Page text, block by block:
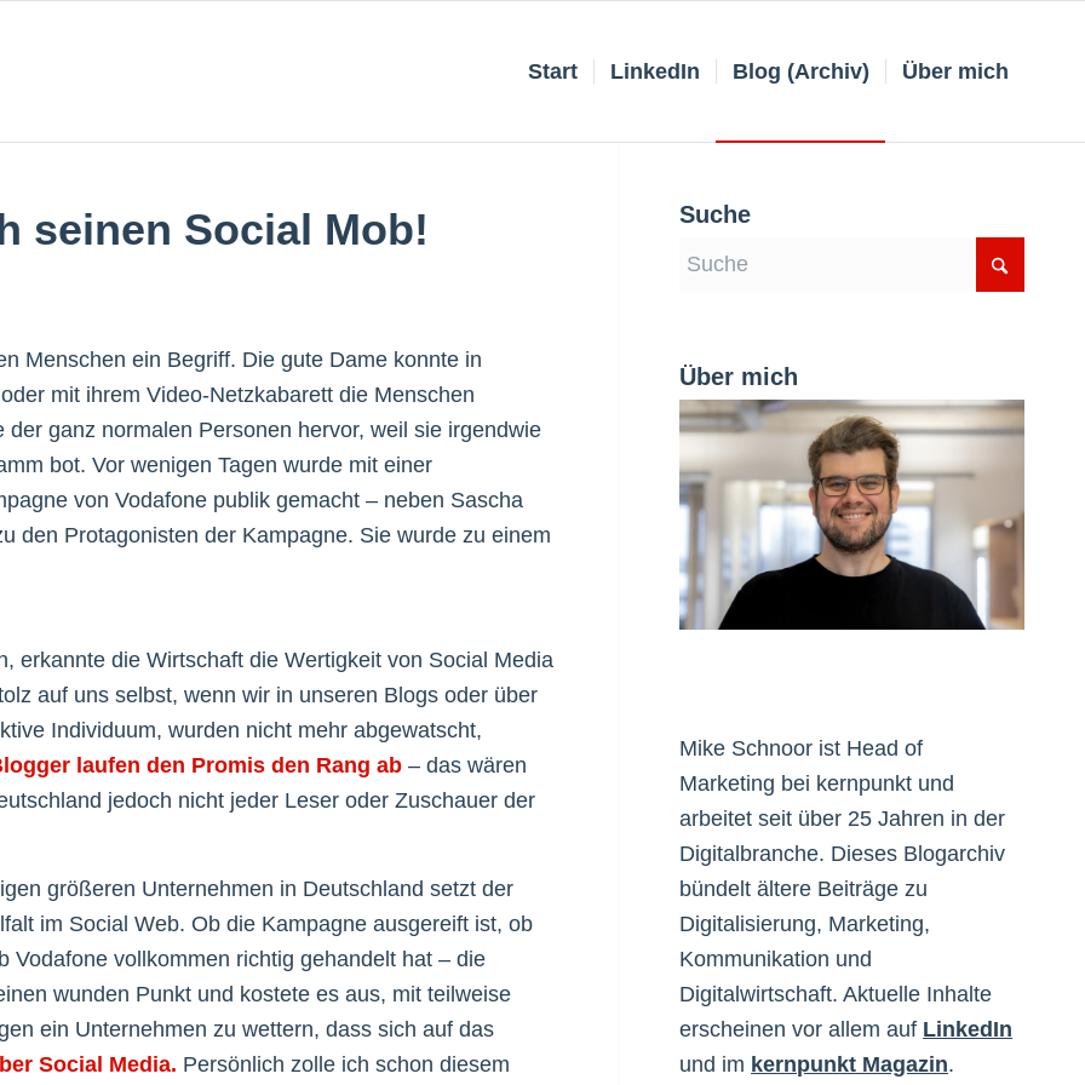
Start LinkedIn Blog (Archiv) Über mich
seinen Social Mob!
Menschen ein Begriff. Die gute Dame konnte in
mit ihrem Video-Netzkabarett die Menschen
ganz normalen Personen hervor, weil sie irgendwie
bot. Vor wenigen Tagen wurde mit einer
von Vodafone publik gemacht – neben Sascha
den Protagonisten der Kampagne. Sie wurde zu einem
erkannte die Wirtschaft die Wertigkeit von Social Media
auf uns selbst, wenn wir in unseren Blogs oder über
Individuum, wurden nicht mehr abgewatscht,
laufen den Promis den Rang ab – das wären
jedoch nicht jeder Leser oder Zuschauer der
größeren Unternehmen in Deutschland setzt der
im Social Web. Ob die Kampagne ausgereift ist, ob
Vodafone vollkommen richtig gehandelt hat – die
wunden Punkt und kostete es aus, mit teilweise
ein Unternehmen zu wettern, dass sich auf das
Social Media. Persönlich zolle ich schon diesem
Suche
Über mich
Mike Schnoor ist Head of
Marketing bei kernpunkt und
arbeitet seit über 25 Jahren in der
Digitalbranche. Dieses Blogarchiv
bündelt ältere Beiträge zu
Digitalisierung, Marketing,
Kommunikation und
Digitalwirtschaft. Aktuelle Inhalte
erscheinen vor allem auf LinkedIn
und im kernpunkt Magazin.